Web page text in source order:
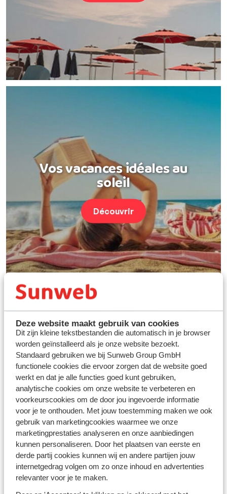
Deze website maakt gebruik van cookies
Dit zijn kleine tekstbestanden die automatisch in je browser
worden geïnstalleerd als je onze website bezoekt.
Standaard gebruiken we bij Sunweb Group GmbH
functionele cookies die ervoor zorgen dat de website goed
werkt en dat je alle functies goed kunt gebruiken,
analytische cookies om onze website te verbeteren en
voorkeurscookies om de door jou ingevoerde informatie
voor je te onthouden. Met jouw toestemming maken we ook
gebruik van marketingcookies waarmee we onze
marketingprestaties analyseren en onze aanbiedingen
kunnen personaliseren. Door het plaatsen van eerste en
derde partij cookies kunnen wij en andere partijen jouw
internetgedrag volgen om zo onze inhoud en advertenties
relevanter voor je te maken.
Vos vacances idéales au
soleil
Découvrir
Vos vacances idéales au
ski
Découvrir